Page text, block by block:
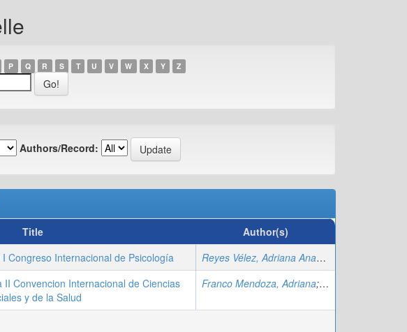
P Q R S T U V W X Y Z
Authors/Record:
Title
Author(s)
Congreso Internacional de Psicología Reyes Vélez, Adriana Anabel
II Convencion Internacional de Ciencias
y de la Salud
Franco Mendoza, Adriana; Yambay